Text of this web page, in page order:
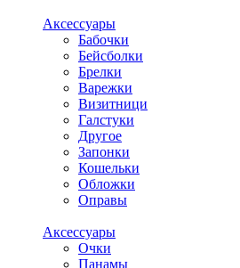
Аксессуары
Бабочки
Бейсболки
Брелки
Варежки
Визитници
Галстуки
Другое
Запонки
Кошельки
Обложки
Оправы
Аксессуары
Очки
Панамы